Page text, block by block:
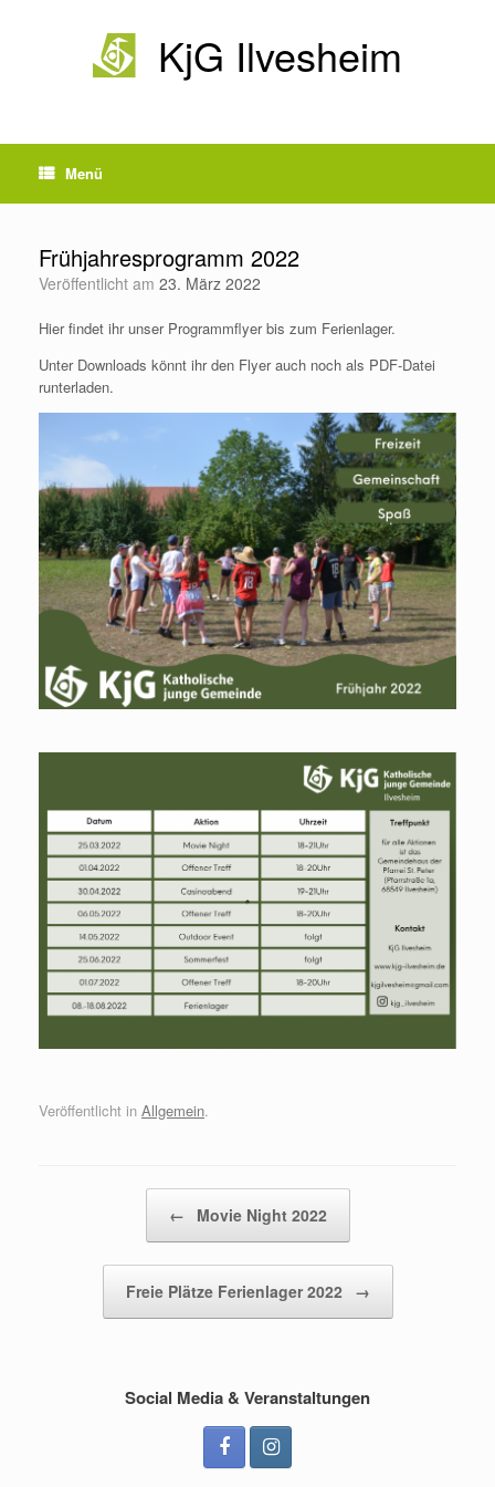
KjG Ilvesheim
Menü
Frühjahresprogramm 2022
Veröffentlicht am 23. März 2022
Hier findet ihr unser Programmflyer bis zum Ferienlager.
Unter Downloads könnt ihr den Flyer auch noch als PDF-Datei
runterladen.
Veröffentlicht in Allgemein.
← Movie Night 2022
Freie Plätze Ferienlager 2022 →
Social Media & Veranstaltungen